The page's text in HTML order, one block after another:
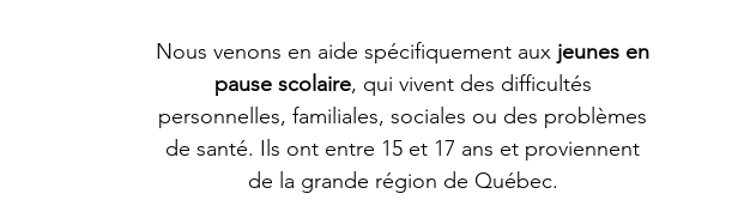
Nous venons en aide spécifiquement aux jeunes en
pause scolaire, qui vivent des difficultés
personnelles, familiales, sociales ou des problèmes
de santé. Ils ont entre 15 et 17 ans et proviennent
de la grande région de Québec.